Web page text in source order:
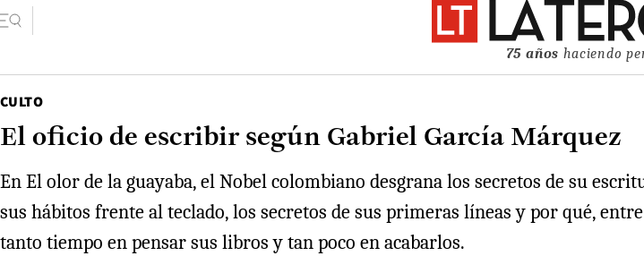
75 años haciendo
CULTO
El oficio de escribir según Gabriel García Márquez
En El olor de la guayaba, el Nobel colombiano desgrana los secretos de su
sus hábitos frente al teclado, los secretos de sus primeras líneas y por qué,
tanto tiempo en pensar sus libros y tan poco en acabarlos.